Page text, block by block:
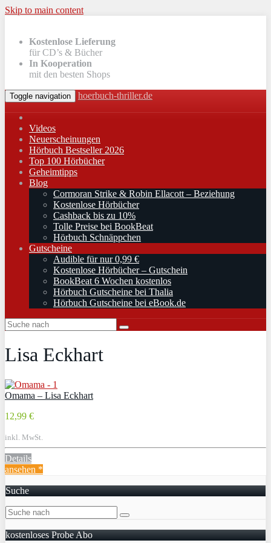
Skip to main content
Kostenlose Lieferung
für CD’s & Bücher
In Kooperation
mit den besten Shops
Toggle navigation hoerbuch-thriller.de
Videos
Neuerscheinungen
Hörbuch Bestseller 2026
Top 100 Hörbücher
Geheimtipps
Blog
Cormoran Strike & Robin Ellacott – Beziehung
Kostenlose Hörbücher
Cashback bis zu 10%
Tolle Preise bei BookBeat
Hörbuch Schnäppchen
Gutscheine
Audible für nur 0,99 €
Kostenlose Hörbücher – Gutschein
BookBeat 6 Wochen kostenlos
Hörbuch Gutscheine bei Thalia
Hörbuch Gutscheine bei eBook.de
Lisa Eckhart
Omama – Lisa Eckhart
12,99 €
inkl. MwSt.
Details
ansehen *
Suche
kostenloses Probe Abo